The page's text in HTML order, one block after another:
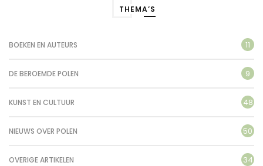
THEMA’S
BOEKEN EN AUTEURS 11
DE BEROEMDE POLEN 9
KUNST EN CULTUUR 48
NIEUWS OVER POLEN 50
OVERIGE ARTIKELEN 34